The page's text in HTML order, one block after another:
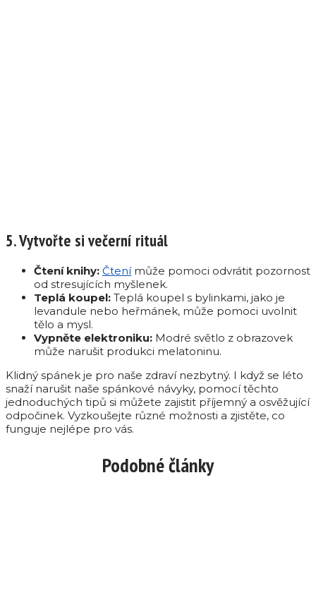
5. Vytvořte si večerní rituál
Čtení knihy: Čtenímůže pomoci odvrátit pozornost
od stresujících myšlenek.
Teplá koupel: Teplá koupel s bylinkami, jako je
levandule nebo heřmánek, může pomoci uvolnit
tělo a mysl.
Vypněte elektroniku: Modré světlo z obrazovek
může narušit produkci melatoninu.
Klidný spánek je pro naše zdraví nezbytný. I když se léto
snaží narušit naše spánkové návyky, pomocí těchto
jednoduchých tipů si můžete zajistit příjemný a osvěžující
odpočinek. Vyzkoušejte různé možnosti a zjistěte, co
funguje nejlépe pro vás.
Podobné články